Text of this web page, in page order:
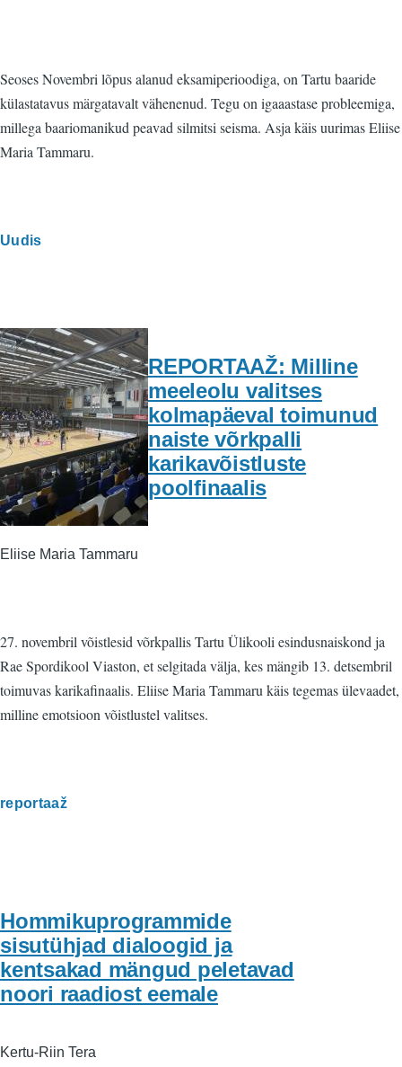
Seoses Novembri lõpus alanud eksamiperioodiga, on Tartu baaride
külastatavus märgatavalt vähenenud. Tegu on igaaastase probleemiga,
millega baariomanikud peavad silmitsi seisma. Asja käis uurimas Eliise
Maria Tammaru.
Uudis
REPORTAAŽ: Milline
meeleolu valitses
kolmapäeval toimunud
naiste võrkpalli
karikavõistluste
poolfinaalis
Eliise Maria Tammaru
27. novembril võistlesid võrkpallis Tartu Ülikooli esindusnaiskond ja
Rae Spordikool Viaston, et selgitada välja, kes mängib 13. detsembril
toimuvas karikafinaalis. Eliise Maria Tammaru käis tegemas ülevaadet,
milline emotsioon võistlustel valitses.
reportaaž
Hommikuprogrammide
sisutühjad dialoogid ja
kentsakad mängud peletavad
noori raadiost eemale
Kertu-Riin Tera